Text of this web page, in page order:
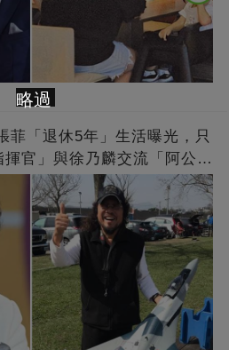
菲「退休5年」生活曝光，只
官」與徐乃麟交流「阿公
略過